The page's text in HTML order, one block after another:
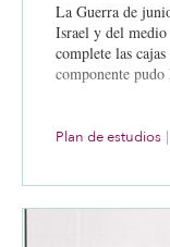
La Guerra de
Israel y del
complete las
componente
Plan de estudios |